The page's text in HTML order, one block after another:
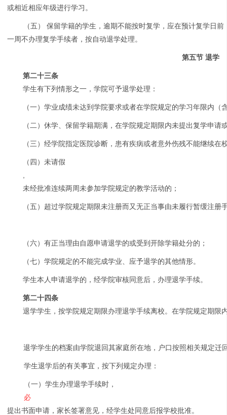
或相近相应年级进行学习。
（五） 保留学籍的学生，逾期不能按时复学，应在预计复学日
一周不办理复学手续者，按自动退学处理。
第五节 退学
第二十三条
学生有下列情形之一，学院可予退学处理：
（一）学业成绩未达到学院要求或者在学院规定的学习年限内（
（二）休学、保留学籍期满，在学院规定期限内未提出复学申请
（三）经学院指定医院诊断，患有疾病或者意外伤残不能继续在
（四）未请假
未经批准连续两周未参加学院规定的教学活动的；
（五）超过学院规定期限未注册而又无正当事由未履行暂缓注册
（六）有正当理由自愿申请退学的或受到开除学籍处分的；
（七）学院规定的不能完成学业、应予退学的其他情形。
学生本人申请退学的，经学院审核同意后，办理退学手续。
第二十四条
退学学生，按学院规定期限办理退学手续离校。在学院规定期限
退学学生的档案由学院退回其家庭所在地，户口按照相关规定迁
学生退学后的有关事宜，按下列规定办理：
（一）学生办理退学手续时，
必
提出书面申请，家长签署意见，经学生处同意后报学校批准。